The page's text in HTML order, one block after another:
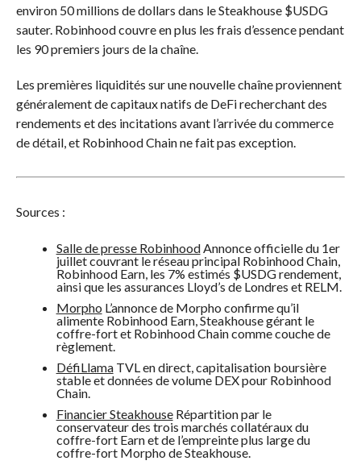
environ 50 millions de dollars dans le Steakhouse $USDG
sauter. Robinhood couvre en plus les frais d’essence pendant
les 90 premiers jours de la chaîne.
Les premières liquidités sur une nouvelle chaîne proviennent
généralement de capitaux natifs de DeFi recherchant des
rendements et des incitations avant l’arrivée du commerce
de détail, et Robinhood Chain ne fait pas exception.
Sources :
Salle de presse RobinhoodAnnonce officielle du 1er
juillet couvrant le réseau principal Robinhood Chain,
Robinhood Earn, les 7% estimés $USDGrendement,
ainsi que les assurances Lloyd’s de Londres et RELM.
Morpho L’annonce de Morpho confirme qu’il
alimente Robinhood Earn, Steakhouse gérant le
coffre-fort et Robinhood Chain comme couche de
règlement.
DéfiLlamaTVL en direct, capitalisation boursière
stable et données de volume DEX pour Robinhood
Chain.
Financier SteakhouseRépartition par le
conservateur des trois marchés collatéraux du
coffre-fort Earn et de l’empreinte plus large du
coffre-fort Morpho de Steakhouse.